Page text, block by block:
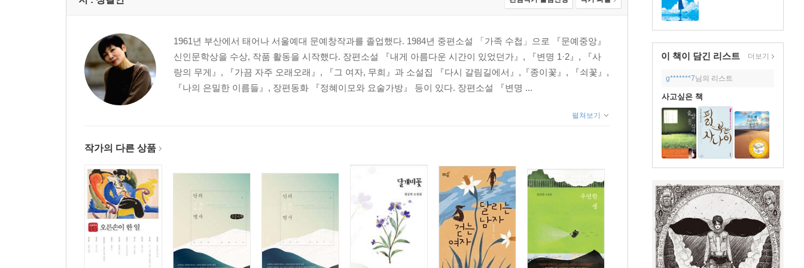
이 책이 담긴 리스트 더보기
g*******7님의 리스트
사고싶은 책
1961년 부산에서 태어나 서울예대 문예창작과를 졸업했다. 1984년 중편소설 「가족 수첩」으로 『문예중앙』
신인문학상을 수상, 작품 활동을 시작했다. 장편소설 『내게 아름다운 시간이 있었던가』, 『변명 1·2』, 『사
랑의 무게』, 『가끔 자주 오래오래』, 『그 여자, 무희』과 소설집 『다시 갈림길에서』,『종이꽃』, 『쇠꽃』,
『나의 은밀한 이름들』, 장편동화 『정혜이모와 요술가방』 등이 있다. 장편소설 『변명 ...
펼쳐보기
작가의 다른 상품